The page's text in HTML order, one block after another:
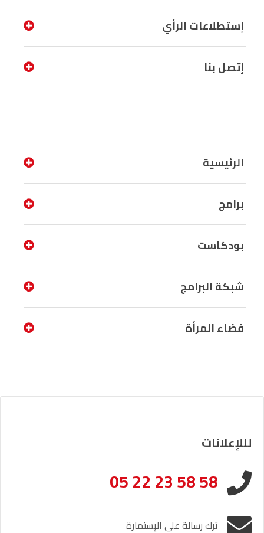
إستطلاعات الرأي
إتصل بنا
الرئيسية
برامج
بودكاست
شبكة البرامج
فضاء المرأة
لللإعلانات
05 22 23 58 58
ترك رسالة على الإستمارة